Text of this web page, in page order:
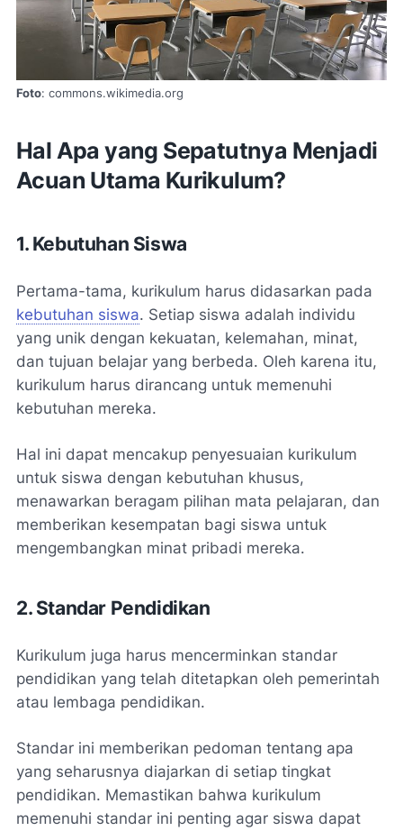
Foto: commons.wikimedia.org
Hal Apa yang Sepatutnya Menjadi
Acuan Utama Kurikulum?
1. Kebutuhan Siswa
Pertama-tama, kurikulum harus didasarkan pada
kebutuhan siswa. Setiap siswa adalah individu
yang unik dengan kekuatan, kelemahan, minat,
dan tujuan belajar yang berbeda. Oleh karena itu,
kurikulum harus dirancang untuk memenuhi
kebutuhan mereka.
Hal ini dapat mencakup penyesuaian kurikulum
untuk siswa dengan kebutuhan khusus,
menawarkan beragam pilihan mata pelajaran, dan
memberikan kesempatan bagi siswa untuk
mengembangkan minat pribadi mereka.
2. Standar Pendidikan
Kurikulum juga harus mencerminkan standar
pendidikan yang telah ditetapkan oleh pemerintah
atau lembaga pendidikan.
Standar ini memberikan pedoman tentang apa
yang seharusnya diajarkan di setiap tingkat
pendidikan. Memastikan bahwa kurikulum
memenuhi standar ini penting agar siswa dapat